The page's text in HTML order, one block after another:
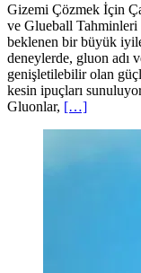
Gizemi Çözmek İçin
ve Glueball Tahminleri
beklenen bir büyük
deneylerde, gluon adı
genişletilebilir olan
kesin ipuçları
Gluonlar, […]